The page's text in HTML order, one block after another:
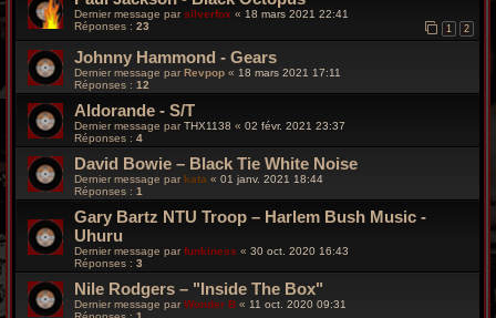
Dernier message parsilverfox « 18 mars 2021 22:41
Réponses : 23 1 2
Johnny Hammond - Gears
Dernier message par Revpop « 18 mars 2021 17:11
Réponses : 12
Aldorande - S/T
Dernier message parTHX1138 « 02 févr. 2021 23:37
Réponses : 4
David Bowie – Black Tie White Noise
Dernier message par kata « 01 janv. 2021 18:44
Réponses : 1
Gary Bartz NTU Troop – Harlem Bush Music -
Uhuru
Dernier message par funkiness « 30 oct. 2020 16:43
Réponses : 3
Nile Rodgers – "Inside The Box"
Dernier message par Wonder B « 11 oct. 2020 09:31